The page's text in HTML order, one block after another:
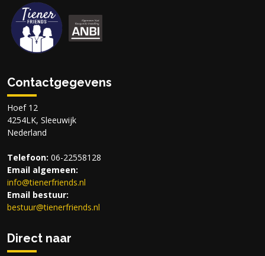
Contactgegevens
Hoef 12
4254LK, Sleeuwijk
Nederland
Telefoon: 06-22558128
Email algemeen:
info@tienerfriends.nl
Email bestuur:
bestuur@tienerfriends.nl
Direct naar